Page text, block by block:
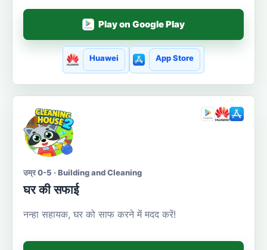
Play on Google Play
Huawei App Store
उम्र 0-5 · Building and Cleaning
घर की सफाई
नन्हा सहायक, घर को साफ करने में मदद करें!